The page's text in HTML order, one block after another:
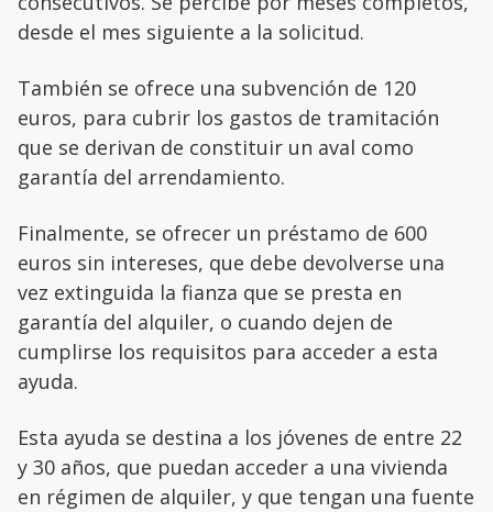
desde el mes siguiente a la solicitud.
También se ofrece una subvención de 120
euros, para cubrir los gastos de tramitación
que se derivan de constituir un aval como
garantía del arrendamiento.
Finalmente, se ofrecer un préstamo de 600
euros sin intereses, que debe devolverse una
vez extinguida la fianza que se presta en
garantía del alquiler, o cuando dejen de
cumplirse los requisitos para acceder a esta
ayuda.
Esta ayuda se destina a los jóvenes de entre 22
y 30 años, que puedan acceder a una vivienda
en régimen de alquiler, y que tengan una fuente